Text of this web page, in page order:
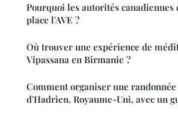
Pourquoi les autorités canadiennes
place l'AVE ?
Où trouver une expérience de
Vipassana en Birmanie ?
Comment organiser une
d'Hadrien, Royaume-Uni, avec un